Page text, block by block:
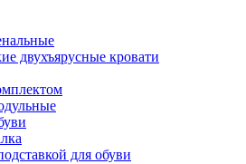
двухъярусные кровати
для обуви